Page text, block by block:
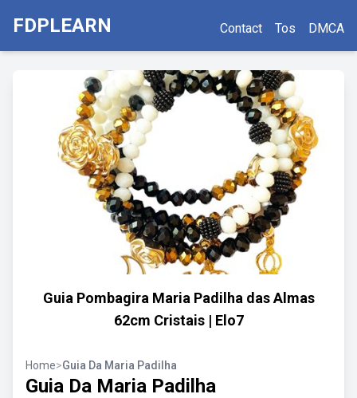
FDPLEARN Contact Tos DMCA
Guia Pombagira Maria Padilha das Almas
62cm Cristais | Elo7
Home>Guia Da Maria Padilha
Guia Da Maria Padilha